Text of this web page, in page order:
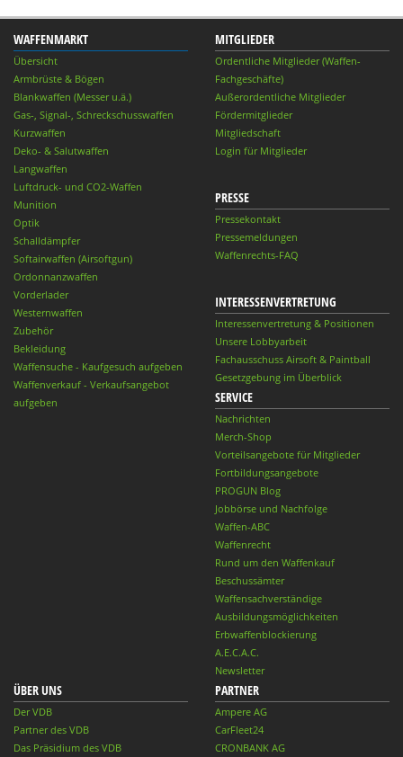
WAFFENMARKT
Übersicht
Armbrüste & Bögen
Blankwaffen (Messer u.ä.)
Gas-, Signal-, Schreckschusswaffen
Kurzwaffen
Deko- & Salutwaffen
Langwaffen
Luftdruck- und CO2-Waffen
Munition
Optik
Schalldämpfer
Softairwaffen (Airsoftgun)
Ordonnanzwaffen
Vorderlader
Westernwaffen
Zubehör
Bekleidung
Waffensuche - Kaufgesuch aufgeben
Waffenverkauf - Verkaufsangebot
aufgeben
MITGLIEDER
Ordentliche Mitglieder (Waffen-
Fachgeschäfte)
Außerordentliche Mitglieder
Fördermitglieder
Mitgliedschaft
Login für Mitglieder
PRESSE
Pressekontakt
Pressemeldungen
Waffenrechts-FAQ
INTERESSENVERTRETUNG
Interessenvertretung & Positionen
Unsere Lobbyarbeit
Fachausschuss Airsoft & Paintball
Gesetzgebung im Überblick
SERVICE
Nachrichten
Merch-Shop
Vorteilsangebote für Mitglieder
Fortbildungsangebote
PROGUN Blog
Jobbörse und Nachfolge
Waffen-ABC
Waffenrecht
Rund um den Waffenkauf
Beschussämter
Waffensachverständige
Ausbildungsmöglichkeiten
Erbwaffenblockierung
A.E.C.A.C.
Newsletter
ÜBER UNS
Der VDB
Partner des VDB
Das Präsidium des VDB
PARTNER
Ampere AG
CarFleet24
CRONBANK AG